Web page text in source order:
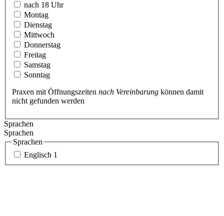
nach 18 Uhr
Montag
Dienstag
Mittwoch
Donnerstag
Freitag
Samstag
Sonntag
Praxen mit Öffnungszeiten nach Vereinbarung können damit
nicht gefunden werden
Sprachen
Sprachen
Sprachen
Englisch 1